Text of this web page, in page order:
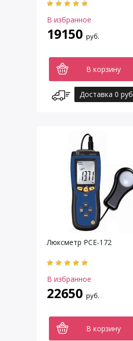
В избранное
19150 руб.
В корзину
Доставка 0 руб
Люксметр PCE-172
В избранное
22650 руб.
В корзину